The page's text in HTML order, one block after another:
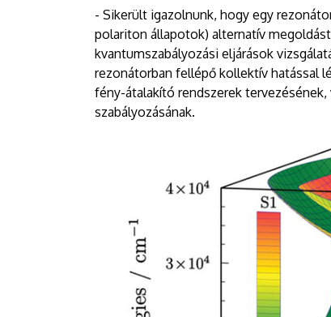
- Sikerült igazolnunk, hogy egy
polariton állapotok) alternatív
kvantumszabályozási eljárások
rezonátorban fellépő kollektív hatással
fény-átalakító rendszerek
szabályozásának.